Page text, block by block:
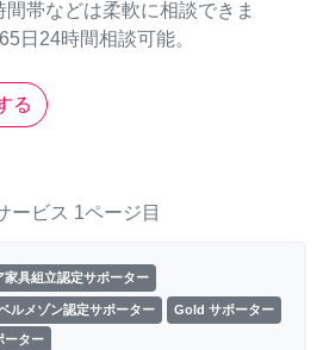
帯などは柔軟に相談できま
日24時間相談可能。
る
ービス 1ページ目
家具組立認定サポーター
ルメゾン認定サポーター Gold サポーター
ーター